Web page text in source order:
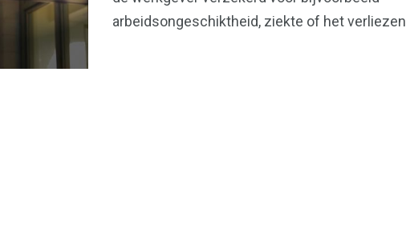
arbeidsongeschiktheid, ziekte of het verliezen